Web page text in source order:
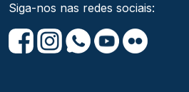
Siga-nos nas redes sociais: